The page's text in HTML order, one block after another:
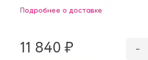
Подробнее о доставке
11 840 ₷ –